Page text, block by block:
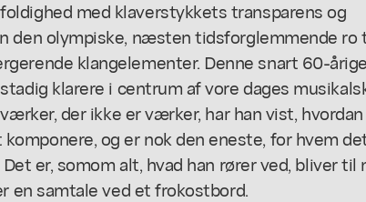
med klaverstykkets transparens og
den olympiske, næsten tidsforglemmende
klangelementer. Denne snart 60-årige
klarere i centrum af vore dages
der ikke er værker, har han vist, hvordan
og er nok den eneste, for hvem
er, somom alt, hvad han rører ved, bliver til
en samtale ved et frokostbord.